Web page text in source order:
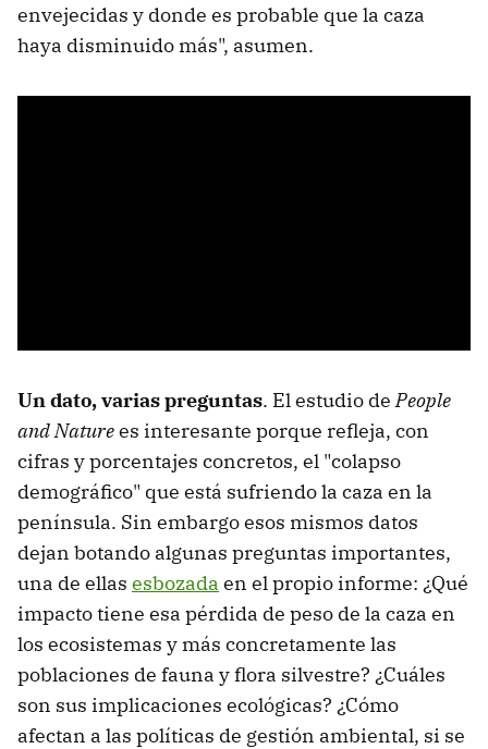
envejecidas y donde es probable que la caza
haya disminuido más", asumen.
Un dato, varias preguntas. El estudio dePeople
and Naturees interesante porque refleja, con
cifras y porcentajes concretos, el "colapso
demográfico" que está sufriendo la caza en la
península. Sin embargo esos mismos datos
dejan botando algunas preguntas importantes,
una de ellas esbozada en el propio informe: ¿Qué
impacto tiene esa pérdida de peso de la caza en
los ecosistemas y más concretamente las
poblaciones de fauna y flora silvestre? ¿Cuáles
son sus implicaciones ecológicas? ¿Cómo
afectan a las políticas de gestión ambiental, si se